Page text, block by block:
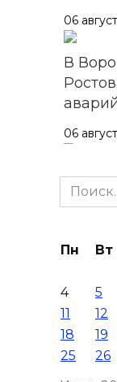
06
В
06
Юрий
Search
for:
Пн Вт
4
5
11
12
18
19
25
26